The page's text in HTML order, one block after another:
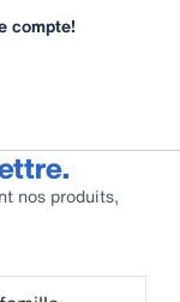
compte!
nos produits,